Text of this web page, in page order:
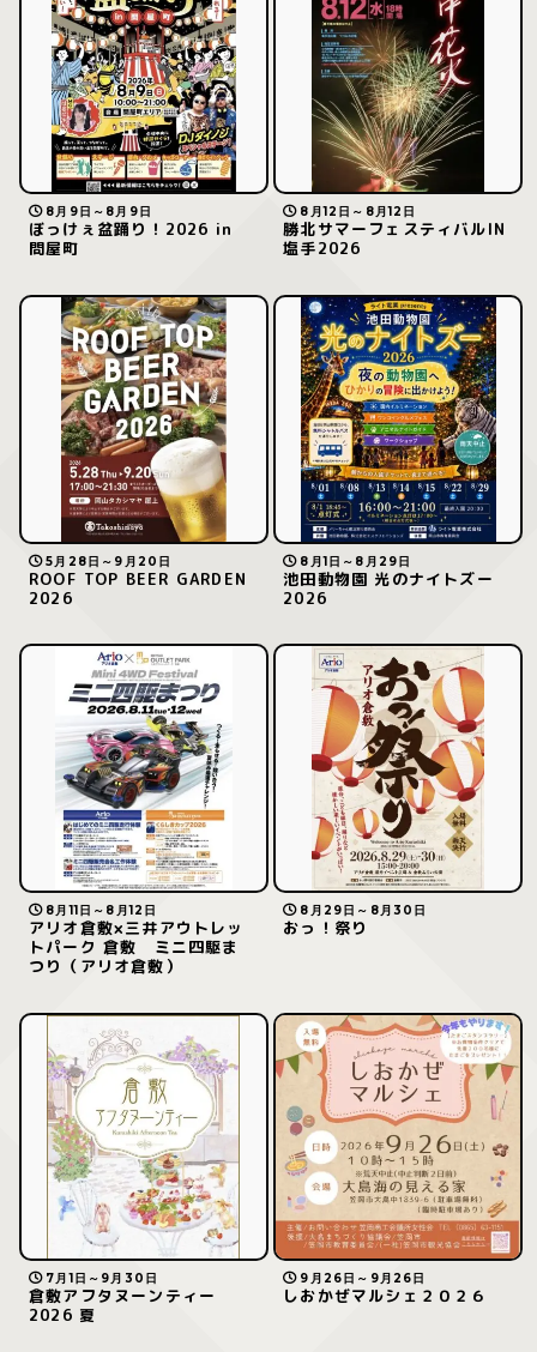
8月9日～8月9日
ぼっけぇ盆踊り！2026 in
問屋町
8月12日～8月12日
勝北サマーフェスティバルIN
塩手2026
5月28日～9月20日
ROOF TOP BEER GARDEN
2026
8月1日～8月29日
池田動物園 光のナイトズー
2026
8月11日～8月12日
アリオ倉敷×三井アウトレッ
トパーク 倉敷 ミニ四駆ま
つり（アリオ倉敷）
8月29日～8月30日
おっ！祭り
7月1日～9月30日
倉敷アフタヌーンティー
2026 夏
9月26日～9月26日
しおかぜマルシェ２０２６